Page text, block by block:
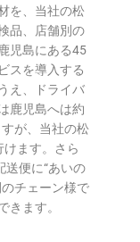
を、当社の松
品、店舗別の
児島にある45
スを導⼊する
え、ドライバ
⿅児島へは約
が、当社の松
ます。さら
送便に“あいの
チェーン様で
きます。